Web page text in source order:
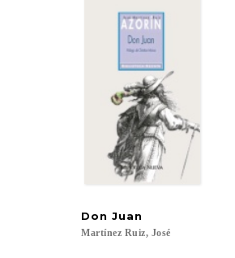
Don Juan
Martínez Ruiz, José